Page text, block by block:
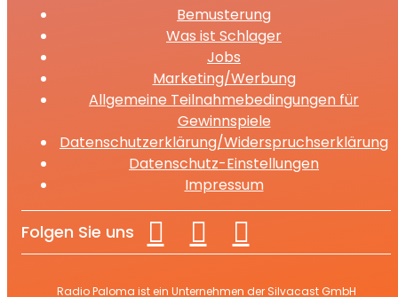
Bemusterung
Was ist Schlager
Jobs
Marketing/Werbung
Allgemeine Teilnahmebedingungen für
Gewinnspiele
Datenschutzerklärung/Widerspruchserklärung
Datenschutz-Einstellungen
Impressum
Folgen Sie uns
Radio Paloma ist ein Unternehmen der Silvacast GmbH